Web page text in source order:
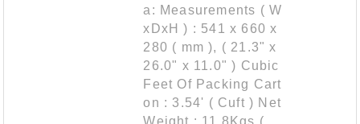
a: Measurements ( W
xDxH ) : 541 x 660 x
280 ( mm ), ( 21.3" x
26.0" x 11.0" ) Cubic
Feet Of Packing Cart
on : 3.54' ( Cuft ) Net